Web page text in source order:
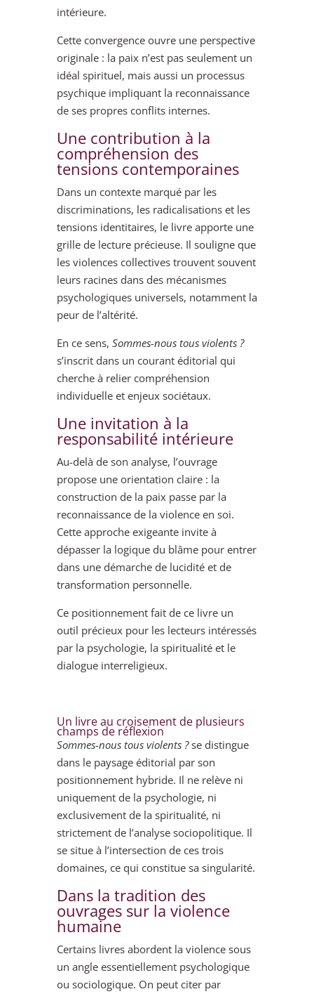
intérieure.
Cette convergence ouvre une perspective
originale : la paix n’est pas seulement un
idéal spirituel, mais aussi un processus
psychique impliquant la reconnaissance
de ses propres conflits internes.
Une contribution à la
compréhension des
tensions contemporaines
Dans un contexte marqué par les
discriminations, les radicalisations et les
tensions identitaires, le livre apporte une
grille de lecture précieuse. Il souligne que
les violences collectives trouvent souvent
leurs racines dans des mécanismes
psychologiques universels, notamment la
peur de l’altérité.
En ce sens, Sommes-nous tous violents ?
s’inscrit dans un courant éditorial qui
cherche à relier compréhension
individuelle et enjeux sociétaux.
Une invitation à la
responsabilité intérieure
Au-delà de son analyse, l’ouvrage
propose une orientation claire : la
construction de la paix passe par la
reconnaissance de la violence en soi.
Cette approche exigeante invite à
dépasser la logique du blâme pour entrer
dans une démarche de lucidité et de
transformation personnelle.
Ce positionnement fait de ce livre un
outil précieux pour les lecteurs intéressés
par la psychologie, la spiritualité et le
dialogue interreligieux.
Un livre au croisement de plusieurs
champs de réflexion
Sommes-nous tous violents ?se distingue
dans le paysage éditorial par son
positionnement hybride. Il ne relève ni
uniquement de la psychologie, ni
exclusivement de la spiritualité, ni
strictement de l’analyse sociopolitique. Il
se situe à l’intersection de ces trois
domaines, ce qui constitue sa singularité.
Dans la tradition des
ouvrages sur la violence
humaine
Certains livres abordent la violence sous
un angle essentiellement psychologique
ou sociologique. On peut citer par